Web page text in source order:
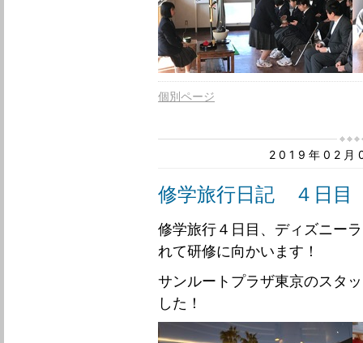
個別ページ
2019年02月
修学旅行日記 ４日
修学旅行４日目、ディズニー
れて研修に向かいます！
サンルートプラザ東京のスタ
した！